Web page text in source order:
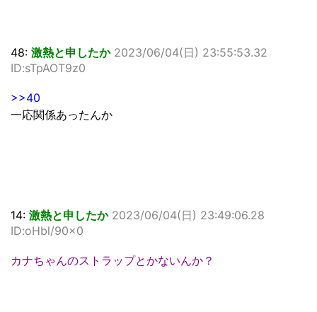
48: 激熱と申したか 2023/06/04(日) 23:55:53.32
ID:sTpAOT9z0
>>40
一応関係あったんか
14: 激熱と申したか 2023/06/04(日) 23:49:06.28
ID:oHbl/90x0
カナちゃんのストラップとかないんか？